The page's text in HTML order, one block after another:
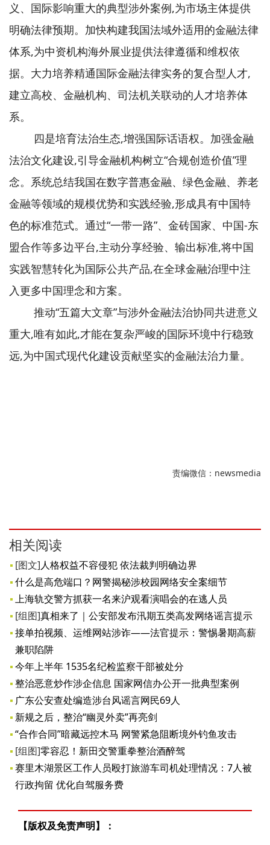
义、国际影响重大的典型涉外案例,为市场主体提供
明确法律预期。加快构建我国法域外适用的金融法律
体系,为中资机构海外展业提供法律遵循和维权依
据。大力培养精通国际金融法律实务的复合型人才,
建立高校、金融机构、司法机关联动的人才培养体
系。
四是培育法治生态,增强国际话语权。加强金融
法治文化建设,引导金融机构树立“合规创造价值”理
念。系统总结我国在数字普惠金融、绿色金融、养老
金融等领域的规模优势和实践经验,形成具有中国特
色的标准范式。通过“一带一路”、金砖国家、中国-东
盟合作等多边平台,主动分享经验、输出标准,将中国
实践智慧转化为国际公共产品,在全球金融治理中注
入更多中国理念和方案。
推动“五篇大文章”与涉外金融法治协同共进意义
重大,唯有如此,才能在复杂严峻的国际环境中行稳致
远,为中国式现代化建设贡献坚实的金融法治力量。
责编微信：newsmedia
相关阅读
[图文]人格权益不容侵犯 依法裁判明确边界
什么是高危端口？网警揭秘涉校园网络安全案细节
上海轨交警方抓获一名来沪观看演唱会的在逃人员
[组图]真相来了｜公安部发布汛期五类高发网络谣言提示
接单拍视频、运维网站涉诈——法官提示：警惕暑期高薪
兼职陷阱
今年上半年 1535名纪检监察干部被处分
整治恶意炒作涉企信息 国家网信办公开一批典型案例
广东公安查处编造涉台风谣言网民69人
新规之后，整治“幽灵外卖”再亮剑
“合作合同”暗藏远控木马 网警紧急阻断境外钓鱼攻击
[组图]零容忍！新田交警重拳整治酒醉驾
赛里木湖景区工作人员殴打旅游车司机处理情况：7人被
行政拘留 优化自驾服务费
【版权及免责声明】：